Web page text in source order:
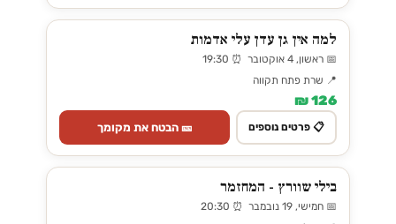
למה אין גן עדן עלי אדמות
📅 ראשון, 4 אוקטובר ⏰ 19:30
📍 שרת פתח תקווה
126 ₪
📋 פרטים נוספים 🎫 הבטח את מקומך
בילי שוורץ - המחזמר
📅 חמישי, 19 נובמבר ⏰ 20:30